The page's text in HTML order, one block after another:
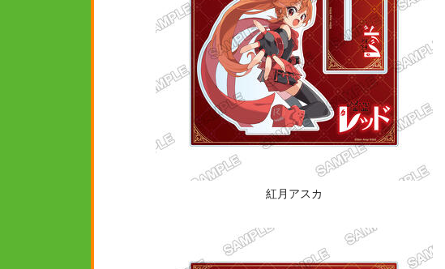
紅月アスカ